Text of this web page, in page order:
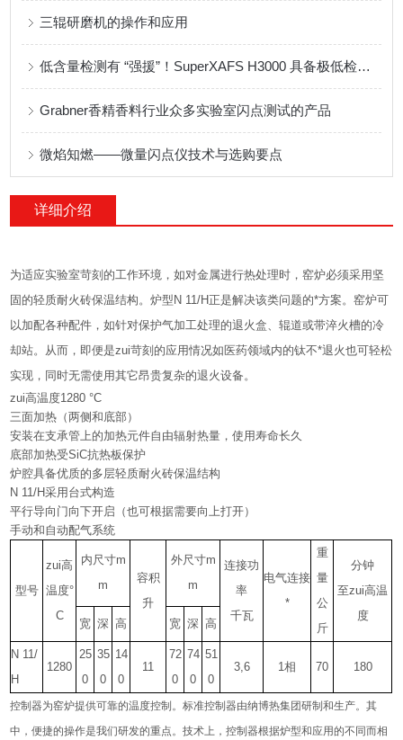
三辊研磨机的操作和应用
低含量检测有 “强援”！SuperXAFS H3000 具备极低检测限
Grabner香精香料行业众多实验室闪点测试的产品
微焰知燃——微量闪点仪技术与选购要点
详细介绍
为适应实验室苛刻的工作环境，如对金属进行热处理时，窑炉必须采用坚
固的轻质耐火砖保温结构。炉型N 11/H正是解决该类问题的*方案。窑炉可
以加配各种配件，如针对保护气加工处理的退火盒、辊道或带淬火槽的冷
却站。从而，即便是zui苛刻的应用情况如医药领域内的钛不*退火也可轻松
实现，同时无需使用其它昂贵复杂的退火设备。
zui高温度1280 °C
三面加热（两侧和底部）
安装在支承管上的加热元件自由辐射热量，使用寿命长久
底部加热受SiC抗热板保护
炉腔具备优质的多层轻质耐火砖保温结构
N 11/H采用台式构造
平行导向门向下开启（也可根据需要向上打开）
手动和自动配气系统
型号
zui高
温度°
C
内尺寸m
m
容积
升
外尺寸m
m
连接功
率
千瓦
电气连接
*
重
量
公
斤
分钟
至zui高温
度
宽 深 高 宽 深 高
N 11/
H
1280
25
0
35
0
14
0
11
72
0
74
0
51
0
3,6 1相 70 180
控制器为窑炉提供可靠的温度控制。标准控制器由纳博热集团研制和生产。其
中，便捷的操作是我们研发的重点。技术上，控制器根据炉型和应用的不同而相